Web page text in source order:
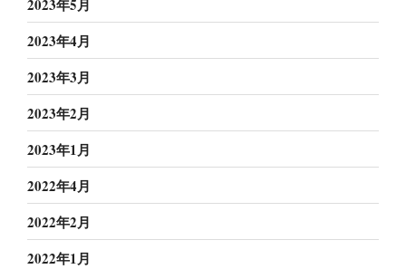
2023年5月
2023年4月
2023年3月
2023年2月
2023年1月
2022年4月
2022年2月
2022年1月